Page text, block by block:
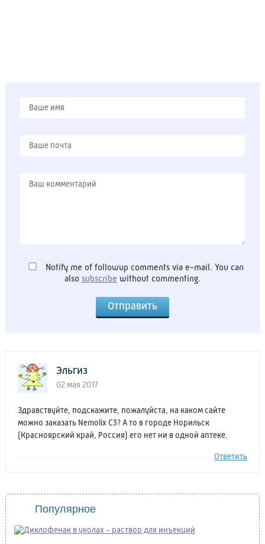
Notify me of followup comments via e-mail. You can
also subscribe without commenting.
Эльгиз
02 мая 2017
Здравствуйте, подскажите, пожалуйста, на каком сайте
можно заказать Nemolix C3? А то в городе Норильск
(Красноярский край, Россия) его нет ни в одной аптеке.
Ответить
Популярное